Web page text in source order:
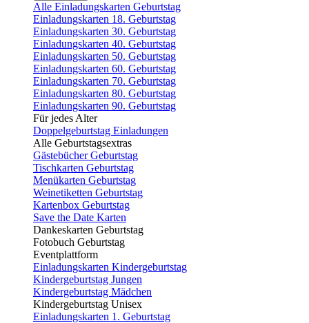
Alle Einladungskarten Geburtstag
Einladungskarten 18. Geburtstag
Einladungskarten 30. Geburtstag
Einladungskarten 40. Geburtstag
Einladungskarten 50. Geburtstag
Einladungskarten 60. Geburtstag
Einladungskarten 70. Geburtstag
Einladungskarten 80. Geburtstag
Einladungskarten 90. Geburtstag
Für jedes Alter
Doppelgeburtstag Einladungen
Alle Geburtstagsextras
Gästebücher Geburtstag
Tischkarten Geburtstag
Menükarten Geburtstag
Weinetiketten Geburtstag
Kartenbox Geburtstag
Save the Date Karten
Dankeskarten Geburtstag
Fotobuch Geburtstag
Eventplattform
Einladungskarten Kindergeburtstag
Kindergeburtstag Jungen
Kindergeburtstag Mädchen
Kindergeburtstag Unisex
Einladungskarten 1. Geburtstag